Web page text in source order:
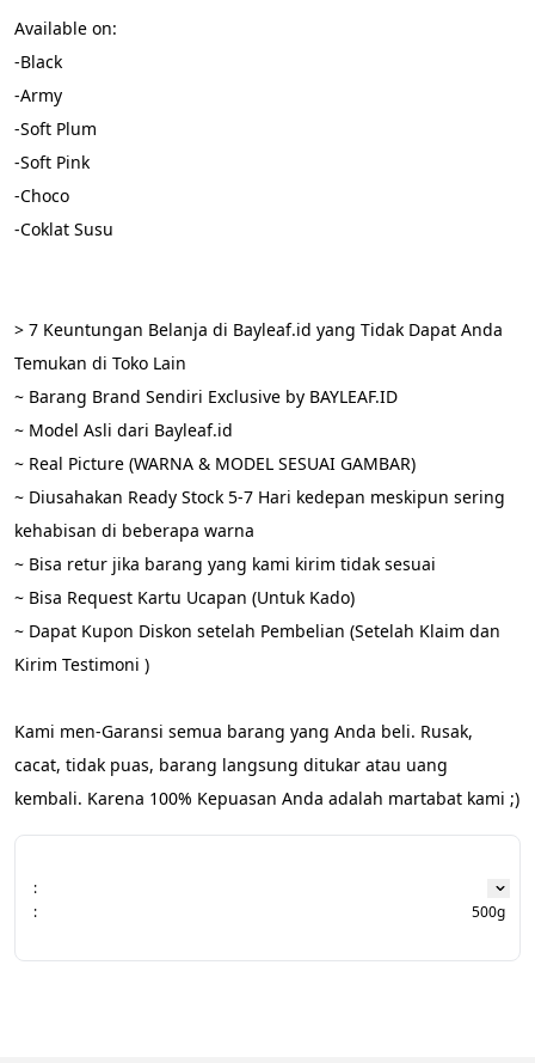
Available on:
-Black
-Army
-Soft Plum
-Soft Pink
-Choco
-Coklat Susu
> 7 Keuntungan Belanja di Bayleaf.id yang Tidak Dapat Anda
Temukan di Toko Lain
~ Barang Brand Sendiri Exclusive by BAYLEAF.ID
~ Model Asli dari Bayleaf.id
~ Real Picture (WARNA & MODEL SESUAI GAMBAR)
~ Diusahakan Ready Stock 5-7 Hari kedepan meskipun sering
kehabisan di beberapa warna
~ Bisa retur jika barang yang kami kirim tidak sesuai
~ Bisa Request Kartu Ucapan (Untuk Kado)
~ Dapat Kupon Diskon setelah Pembelian (Setelah Klaim dan
Kirim Testimoni )
Kami men-Garansi semua barang yang Anda beli. Rusak,
cacat, tidak puas, barang langsung ditukar atau uang
kembali. Karena 100% Kepuasan Anda adalah martabat kami ;)
:
:
500g